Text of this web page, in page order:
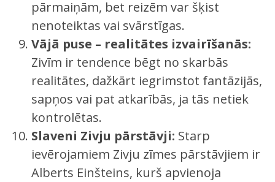
pārmaiņām, bet reizēm var šķist
nenoteiktas vai svārstīgas.
Vājā puse – realitātes izvairīšanās:
Zivīm ir tendence bēgt no skarbās
realitātes, dažkārt iegrimstot fantāzijās,
sapņos vai pat atkarībās, ja tās netiek
kontrolētas.
Slaveni Zivju pārstāvji: Starp
ievērojamiem Zivju zīmes pārstāvjiem ir
Alberts Einšteins, kurš apvienoja